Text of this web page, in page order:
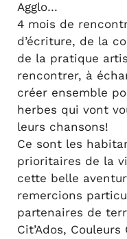
Agglo…
4 mois de
d’écriture, de la
de la pratique
rencontrer, à
créer ensemble
herbes qui vont
leurs chansons!
Ce sont les
prioritaires de la
cette belle
remercions
partenaires de
Cit’Ados,